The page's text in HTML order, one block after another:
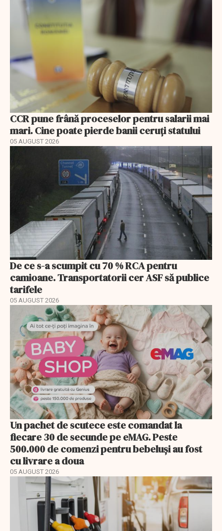
CCR pune frână proceselor pentru salarii mai
mari. Cine poate pierde banii ceruți statului
05 AUGUST 2026
De ce s-a scumpit cu 70 % RCA pentru
camioane. Transportatorii cer ASF să publice
tarifele
05 AUGUST 2026
Un pachet de scutece este comandat la
fiecare 30 de secunde pe eMAG. Peste
500.000 de comenzi pentru bebeluși au fost
cu livrare a doua
05 AUGUST 2026